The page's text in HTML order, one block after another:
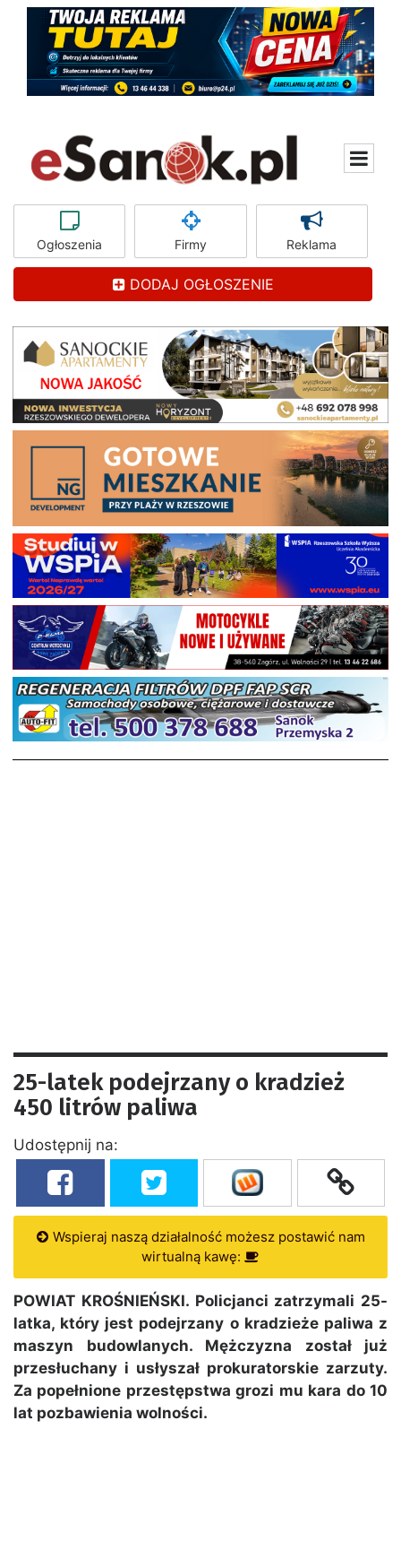
Ogłoszenia Firmy Reklama
DODAJ OGŁOSZENIE
25-latek podejrzany o kradzież
450 litrów paliwa
Udostępnij na:
Wspieraj naszą działalność możesz postawić nam
wirtualną kawę:
POWIAT KROŚNIEŃSKI. Policjanci zatrzymali 25-
latka, który jest podejrzany o kradzieże paliwa z
maszyn budowlanych. Mężczyzna został już
przesłuchany i usłyszał prokuratorskie zarzuty.
Za popełnione przestępstwa grozi mu kara do 10
lat pozbawienia wolności.